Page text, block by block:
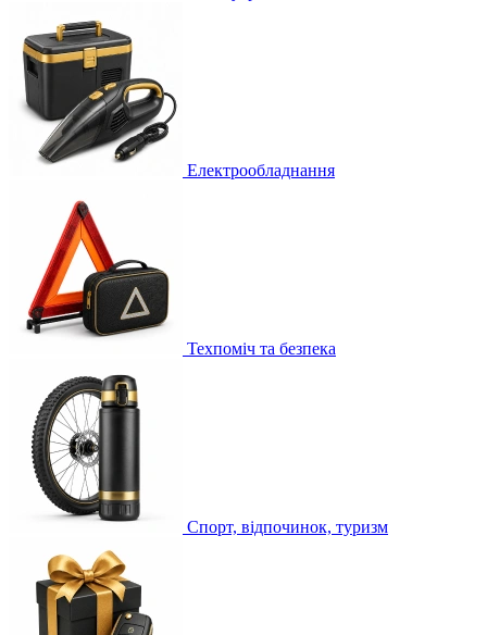
Електрообладнання
Техпоміч та безпека
Спорт, відпочинок, туризм